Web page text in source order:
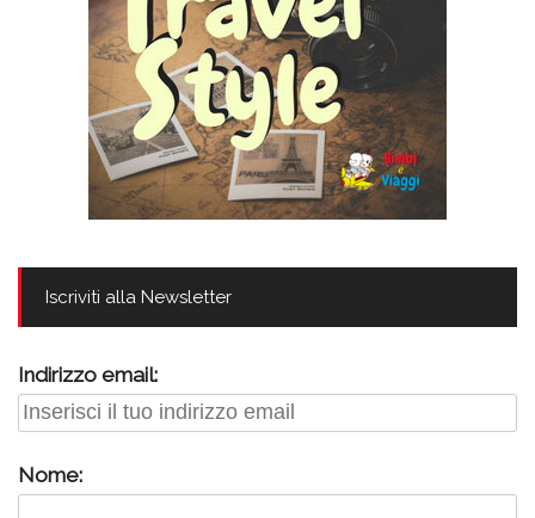
Iscriviti alla Newsletter
Indirizzo email:
Nome: